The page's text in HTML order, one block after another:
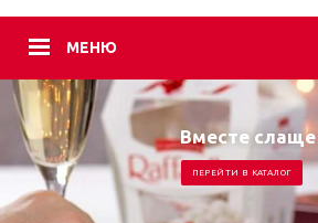
МЕНЮ
Вместе слаще
ПЕРЕЙТИ В КАТАЛОГ